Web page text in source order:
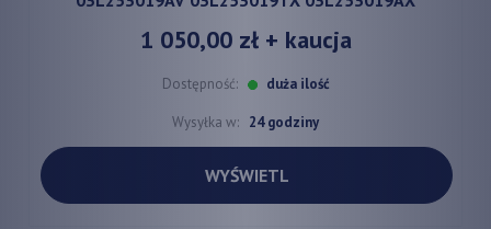
1 050,00 zł+ kaucja
Dostępność: duża ilość
Wysyłka w: 24 godziny
WYŚWIETL